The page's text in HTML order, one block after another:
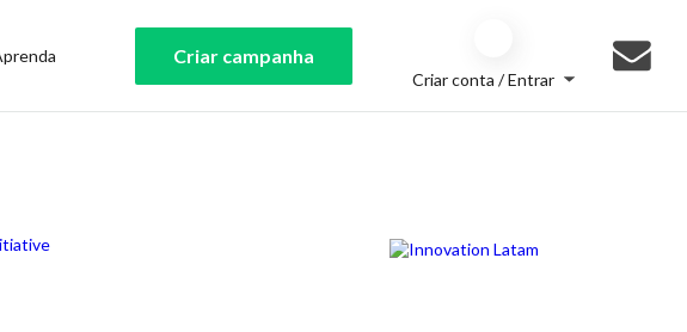
Criar campanha
Criar conta / Entrar